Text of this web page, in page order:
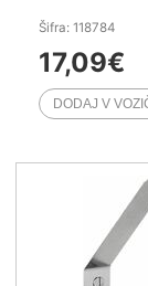
Šifra: 118784
17,09€